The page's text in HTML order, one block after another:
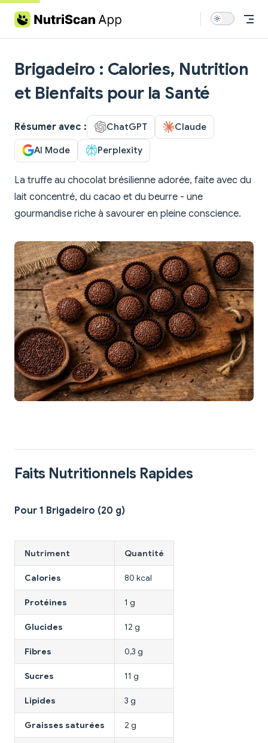
Skip to content
Brigadeiro : Calories, Nutrition
et Bienfaits pour la Santé
Résumer avec : ChatGPT Claude
AI Mode Perplexity
La truffe au chocolat brésilienne adorée, faite avec du
lait concentré, du cacao et du beurre - une
gourmandise riche à savourer en pleine conscience.
Faits Nutritionnels Rapides
Pour 1 Brigadeiro (20 g)
Nutriment Quantité
Calories 80 kcal
Protéines 1 g
Glucides 12 g
Fibres 0,3 g
Sucres 11 g
Lipides 3 g
Graisses saturées 2 g